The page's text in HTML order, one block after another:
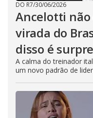
DO R7/30/06/2026
Ancelotti não
virada do
disso é
A calma do treinador
um novo padrão de